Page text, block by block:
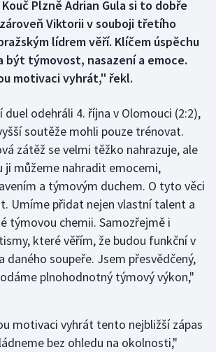
Plzně Adrian Gula si to dobře
Viktorii v souboji třetího
lídrem věří. Klíčem úspěchu
být týmovost, nasazení a emoce.
motivaci vyhrát," řekl.
duel odehráli 4. října v Olomouci (2:2),
soutěže mohli pouze trénovat.
zátěž se velmi těžko nahrazuje, ale
ji můžeme nahradit emocemi,
a týmovým duchem. O tyto věci
Umíme přidat nejen vlastní talent a
týmovou chemii. Samozřejmě i
které věřím, že budou funkční v
daného soupeře. Jsem přesvědčený,
plnohodnotný týmový výkon,"
motivaci vyhrát tento nejbližší zápas
bez ohledu na okolnosti,"